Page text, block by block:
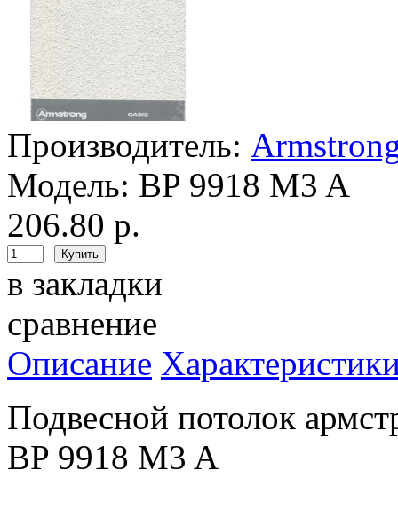
Производитель:
Модель: BP 9918 M3 A
206.80 р.
в закладки
сравнение
Описание
Подвесной потолок
BP 9918 M3 A